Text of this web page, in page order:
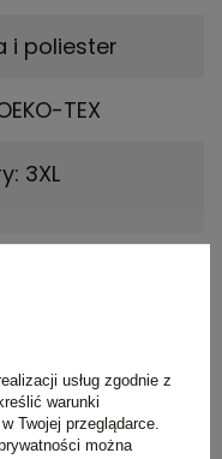
i poliester
TEX
3XL
usług zgodnie z
warunki
Twojej przeglądarce.
można